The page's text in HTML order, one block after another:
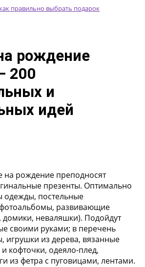
рождение
200
и
идей
на рождение преподносят
презенты. Оптимально
одежды, постельные
развивающие
домики, неваляшки). Подойдут
своими руками; в перечень
игрушки из дерева, вязанные
кофточки, одеяло-плед,
из фетра с пуговицами, лентами.